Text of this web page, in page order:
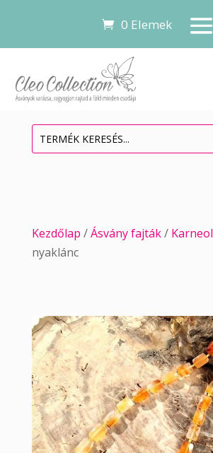
0 Elemek
Kezdőlap /Ásvány fajták/ Karneol
nyaklánc